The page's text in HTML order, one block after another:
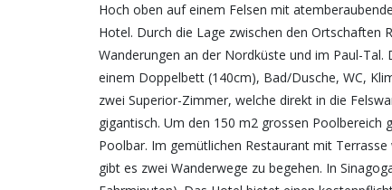
Hoch oben auf einem Felsen mit
Hotel. Durch die Lage zwischen den Ortschaften
Wanderungen an der Nordküste und im Paul-
einem Doppelbett (140cm), Bad/Dusche, WC,
zwei Superior-Zimmer, welche direkt in die
gigantisch. Um den 150 m2 grossen Poolbereich
Poolbar. Im gemütlichen Restaurant mit
gibt es zwei Wanderwege zu begehen. In